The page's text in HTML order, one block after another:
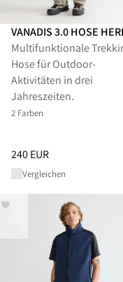
VANADIS 3.0 HOSE
Multifunktionale
Hose für Outdoor-
Aktivitäten in drei
Jahreszeiten.
2 Farben
Preis:240 EUR,
240 EUR
Vergleichen